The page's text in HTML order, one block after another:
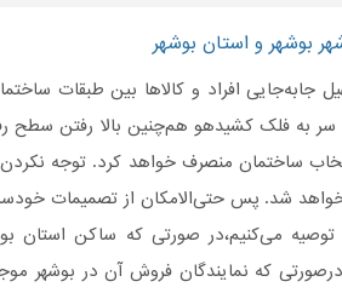
بوشهر و استان بوشهر
افراد و کالاها بین طبقات
سر به فلک کشیدهو هم‌چنین بالا رفتن سطح
ساختمان منصرف خواهد کرد. توجه
شد. پس حتی‌الامکان از تصمیمات
توصیه می‌کنیم،در صورتی که ساکن استان
که نمایندگان فروش آن در بوشهر